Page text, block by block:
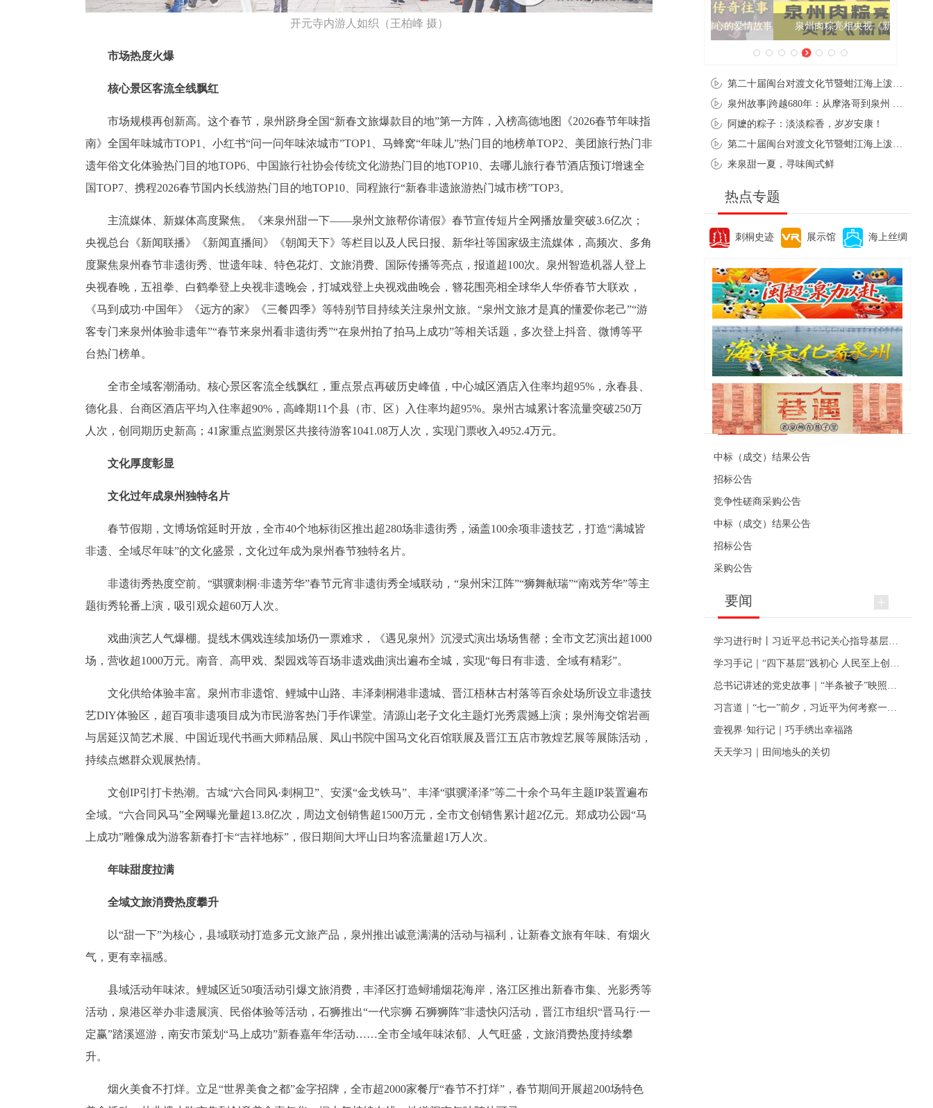
开元寺内游人如织（王柏峰 摄）
市场热度火爆
核心景区客流全线飘红
市场规模再创新高。这个春节，泉州跻身全国“新春文旅爆款目的地”第一方阵，入榜高德地图《2026春节年味指
南》全国年味城市TOP1、小红书“问一问年味浓城市”TOP1、马蜂窝“年味儿”热门目的地榜单TOP2、美团旅行热门非
遗年俗文化体验热门目的地TOP6、中国旅行社协会传统文化游热门目的地TOP10、去哪儿旅行春节酒店预订增速全
国TOP7、携程2026春节国内长线游热门目的地TOP10、同程旅行“新春非遗旅游热门城市榜”TOP3。
主流媒体、新媒体高度聚焦。《来泉州甜一下——泉州文旅帮你请假》春节宣传短片全网播放量突破3.6亿次；
央视总台《新闻联播》《新闻直播间》《朝闻天下》等栏目以及人民日报、新华社等国家级主流媒体，高频次、多角
度聚焦泉州春节非遗街秀、世遗年味、特色花灯、文旅消费、国际传播等亮点，报道超100次。泉州智造机器人登上
央视春晚，五祖拳、白鹤拳登上央视非遗晚会，打城戏登上央视戏曲晚会，簪花围亮相全球华人华侨春节大联欢，
《马到成功·中国年》《远方的家》《三餐四季》等特别节目持续关注泉州文旅。“泉州文旅才是真的懂爱你老己”“游
客专门来泉州体验非遗年”“春节来泉州看非遗街秀”“在泉州拍了拍马上成功”等相关话题，多次登上抖音、微博等平
台热门榜单。
全市全域客潮涌动。核心景区客流全线飘红，重点景点再破历史峰值，中心城区酒店入住率均超95%，永春县、
德化县、台商区酒店平均入住率超90%，高峰期11个县（市、区）入住率均超95%。泉州古城累计客流量突破250万
人次，创同期历史新高；41家重点监测景区共接待游客1041.08万人次，实现门票收入4952.4万元。
文化厚度彰显
文化过年成泉州独特名片
春节假期，文博场馆延时开放，全市40个地标街区推出超280场非遗街秀，涵盖100余项非遗技艺，打造“满城皆
非遗、全域尽年味”的文化盛景，文化过年成为泉州春节独特名片。
非遗街秀热度空前。“骐骥刺桐·非遗芳华”春节元宵非遗街秀全域联动，“泉州宋江阵”“狮舞献瑞”“南戏芳华”等主
题街秀轮番上演，吸引观众超60万人次。
戏曲演艺人气爆棚。提线木偶戏连续加场仍一票难求，《遇见泉州》沉浸式演出场场售罄；全市文艺演出超1000
场，营收超1000万元。南音、高甲戏、梨园戏等百场非遗戏曲演出遍布全城，实现“每日有非遗、全域有精彩”。
文化供给体验丰富。泉州市非遗馆、鲤城中山路、丰泽刺桐港非遗城、晋江梧林古村落等百余处场所设立非遗技
艺DIY体验区，超百项非遗项目成为市民游客热门手作课堂。清源山老子文化主题灯光秀震撼上演；泉州海交馆岩画
与居延汉简艺术展、中国近现代书画大师精品展、凤山书院中国马文化百馆联展及晋江五店市敦煌艺展等展陈活动，
持续点燃群众观展热情。
文创IP引打卡热潮。古城“六合同风·刺桐卫”、安溪“金戈铁马”、丰泽“骐骥泽泽”等二十余个马年主题IP装置遍布
全域。“六合同风马”全网曝光量超13.8亿次，周边文创销售超1500万元，全市文创销售累计超2亿元。郑成功公园“马
上成功”雕像成为游客新春打卡“吉祥地标”，假日期间大坪山日均客流量超1万人次。
年味甜度拉满
全域文旅消费热度攀升
以“甜一下”为核心，县域联动打造多元文旅产品，泉州推出诚意满满的活动与福利，让新春文旅有年味、有烟火
气，更有幸福感。
县域活动年味浓。鲤城区近50项活动引爆文旅消费，丰泽区打造蟳埔烟花海岸，洛江区推出新春市集、光影秀等
活动，泉港区举办非遗展演、民俗体验等活动，石狮推出“一代宗狮 石狮狮阵”非遗快闪活动，晋江市组织“晋马行·一
定赢”踏溪巡游，南安市策划“马上成功”新春嘉年华活动……全市全域年味浓郁、人气旺盛，文旅消费热度持续攀
升。
烟火美食不打烊。立足“世界美食之都”金字招牌，全市超2000家餐厅“春节不打烊”，春节期间开展超200场特色
泉州肉粽亮相央视《新闻联播》
阿嬷的粽子：淡淡粽香，岁岁安康！
来泉甜一夏，寻味闽式鲜
热点专题
刺桐史迹 展示馆 海上丝绸
便民资讯
中标（成交）结果公告
招标公告
竞争性磋商采购公告
中标（成交）结果公告
招标公告
采购公告
要闻
壹视界·知行记｜巧手绣出幸福路
天天学习｜田间地头的关切